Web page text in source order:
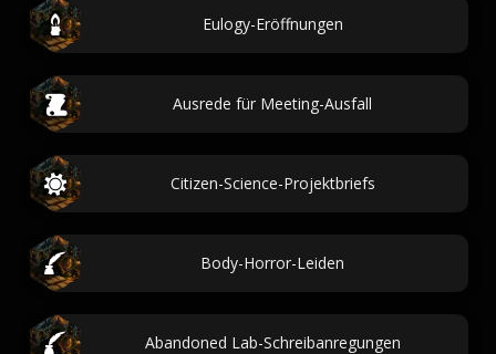
Eulogy-Eröffnungen
Ausrede für Meeting-Ausfall
Citizen-Science-Projektbriefs
Body-Horror-Leiden
Abandoned Lab-Schreibanregungen